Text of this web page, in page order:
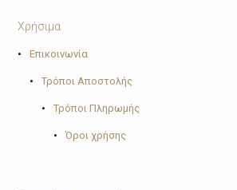
Χρήσιμα
• Επικοινωνία
• Τρόποι Αποστολής
• Τρόποι Πληρωμής
• Όροι χρήσης